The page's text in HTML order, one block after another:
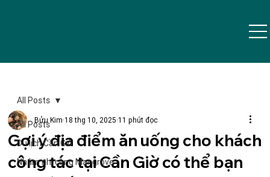
All Posts
Du lịch Cần Giờ
Nhâm nhi cùng Mangrove
All Posts
Gợi ý địa điểm ăn uống cho khách
công tác tại Cần Giờ có thể bạn
Bửu Kim 18 thg 10, 2025 11 phút đọc